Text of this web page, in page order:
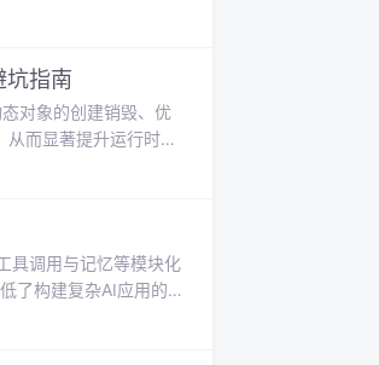
是关键。FSMC通过
库，针
坑指南
对象的创建销毁、优
而显著提升运行时性
能有效避免“幽灵点
具调用与记忆等模块化
了构建复杂AI应用的
与强调任务处理能力